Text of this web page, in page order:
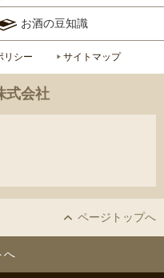
お酒の豆知識
リシー サイトマップ
式会社
ページトップへ
へ